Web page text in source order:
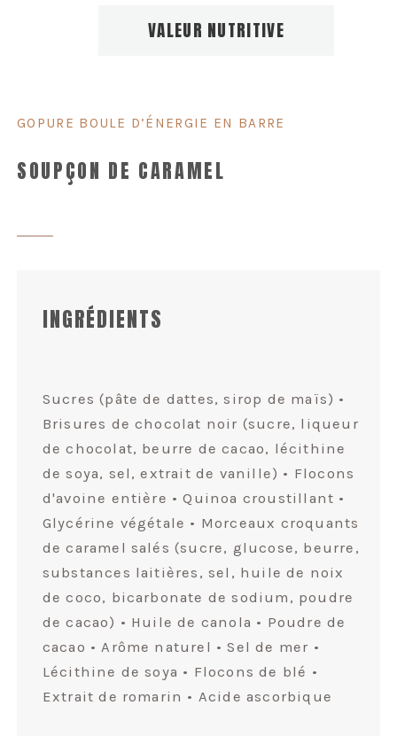
VALEUR NUTRITIVE
GOPURE BOULE D’ÉNERGIE EN BARRE
SOUPÇON DE CARAMEL
INGRÉDIENTS
Sucres (pâte de dattes, sirop de maïs) •
Brisures de chocolat noir (sucre, liqueur
de chocolat, beurre de cacao, lécithine
de soya, sel, extrait de vanille) • Flocons
d'avoine entière • Quinoa croustillant •
Glycérine végétale • Morceaux croquants
de caramel salés (sucre, glucose, beurre,
substances laitières, sel, huile de noix
de coco, bicarbonate de sodium, poudre
de cacao) • Huile de canola • Poudre de
cacao • Arôme naturel • Sel de mer •
Lécithine de soya • Flocons de blé •
Extrait de romarin • Acide ascorbique